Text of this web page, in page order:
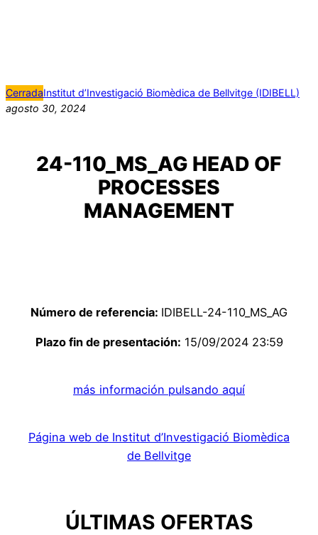
CerradaInstitut d’Investigació Biomèdica de Bellvitge (IDIBELL)
agosto 30, 2024
24-110_MS_AG HEAD OF
PROCESSES
MANAGEMENT
Número de referencia: IDIBELL-24-110_MS_AG
Plazo fin de presentación: 15/09/2024 23:59
más información pulsando aquí
Página web de Institut d’Investigació Biomèdica
de Bellvitge
ÚLTIMAS OFERTAS